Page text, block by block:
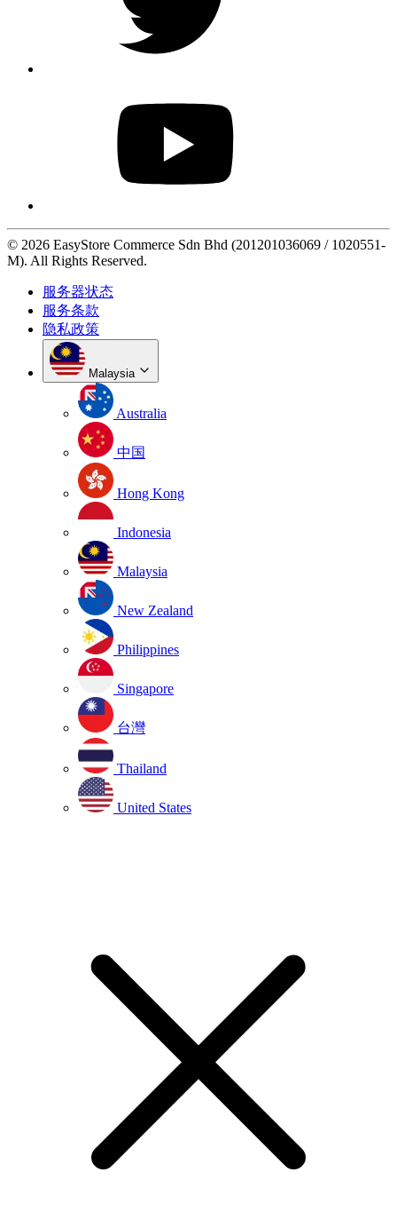
© 2026 EasyStore Commerce Sdn Bhd (201201036069 / 1020551-
M). All Rights Reserved.
服务器状态
服务条款
隐私政策
Malaysia
Australia
中国
Hong Kong
Indonesia
Malaysia
New Zealand
Philippines
Singapore
台灣
Thailand
United States